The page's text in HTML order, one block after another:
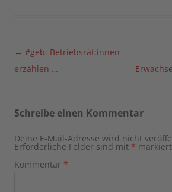
Beitragsnavigation
← #geb: Betriebsrät:innen
erzählen …
Schreibe einen Kommentar
Deine E-Mail-Adresse wird nicht
Erforderliche Felder sind mit * markiert
Kommentar *